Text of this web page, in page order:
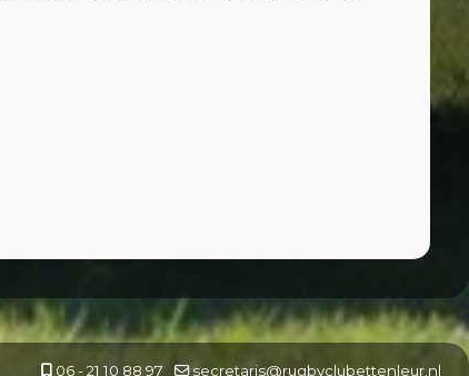
06 - 21 10 88 97 secretaris@rugbyclubettenleur.nl